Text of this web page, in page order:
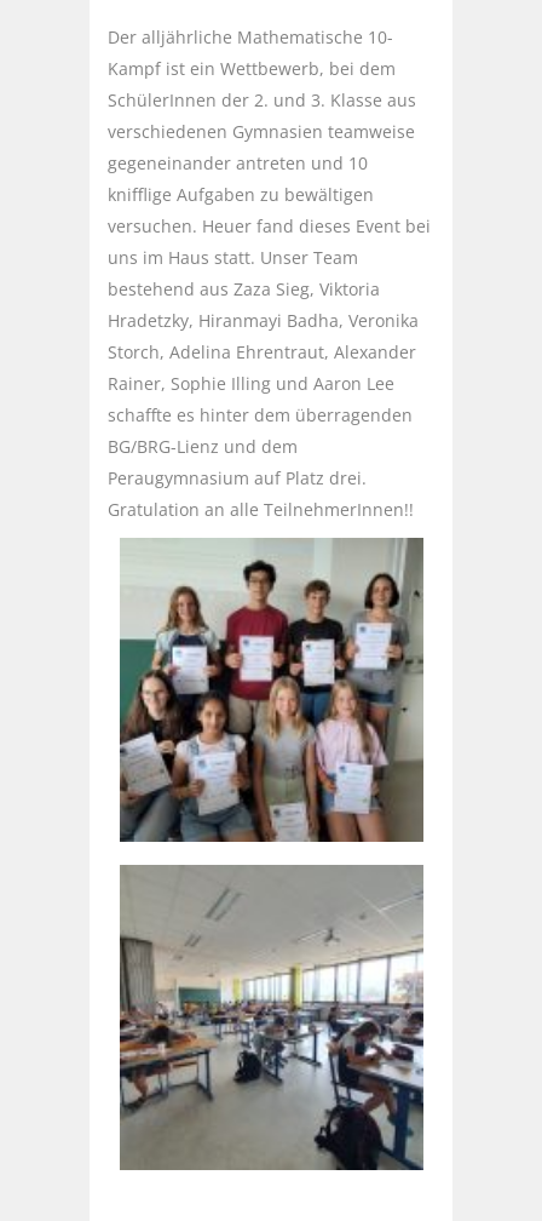
Der alljährliche Mathematische 10-
Kampf ist ein Wettbewerb, bei dem
SchülerInnen der 2. und 3. Klasse aus
verschiedenen Gymnasien teamweise
gegeneinander antreten und 10
knifflige Aufgaben zu bewältigen
versuchen. Heuer fand dieses Event bei
uns im Haus statt. Unser Team
bestehend aus Zaza Sieg, Viktoria
Hradetzky, Hiranmayi Badha, Veronika
Storch, Adelina Ehrentraut, Alexander
Rainer, Sophie Illing und Aaron Lee
schaffte es hinter dem überragenden
BG/BRG-Lienz und dem
Peraugymnasium auf Platz drei.
Gratulation an alle TeilnehmerInnen!!